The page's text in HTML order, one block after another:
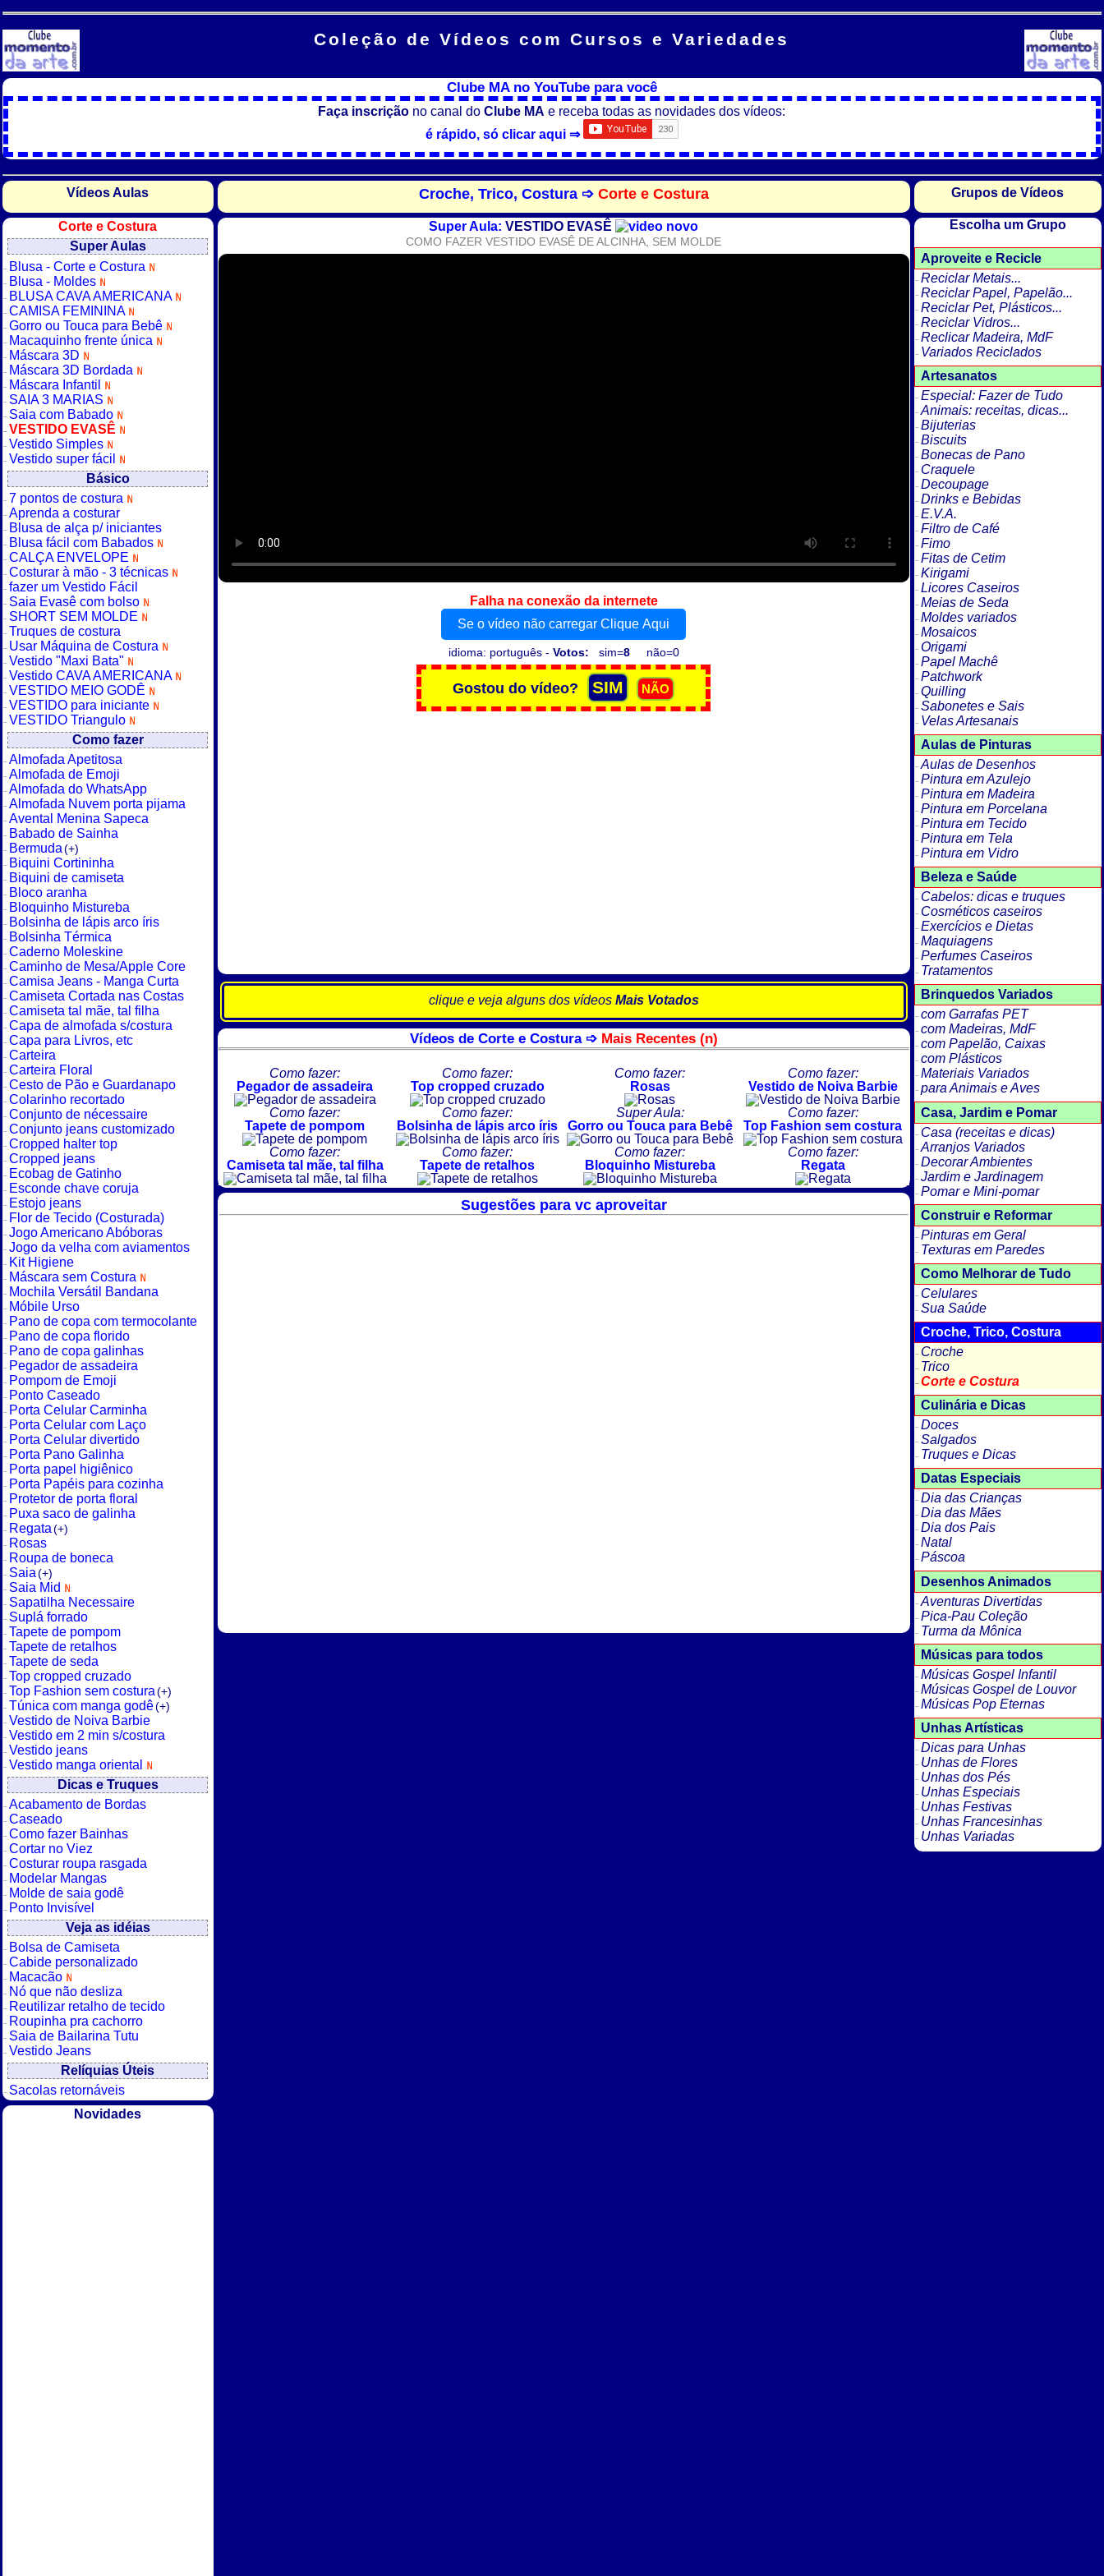
Coleção de Vídeos com Cursos e Variedades
Clube MA no YouTube para você
Faça inscrição no canal doClube MA e receba todas as novidades dos vídeos:
é rápido, só clicar aqui ⇒
Vídeos Aulas
Corte e Costura
Super Aulas
Blusa - Corte e Costura
Blusa - Moldes
BLUSA CAVA AMERICANA
CAMISA FEMININA
Gorro ou Touca para Bebê
Macaquinho frente única
Máscara 3D
Máscara 3D Bordada
Máscara Infantil
SAIA 3 MARIAS
Saia com Babado
VESTIDO EVASÊ
Vestido Simples
Vestido super fácil
Básico
7 pontos de costura
Aprenda a costurar
Blusa de alça p/ iniciantes
Blusa fácil com Babados
CALÇA ENVELOPE
Costurar à mão - 3 técnicas
fazer um Vestido Fácil
Saia Evasê com bolso
SHORT SEM MOLDE
Truques de costura
Usar Máquina de Costura
Vestido "Maxi Bata"
Vestido CAVA AMERICANA
VESTIDO MEIO GODÊ
VESTIDO para iniciante
VESTIDO Triangulo
Como fazer
Almofada Apetitosa
Almofada de Emoji
Almofada do WhatsApp
Almofada Nuvem porta pijama
Avental Menina Sapeca
Babado de Sainha
Bermuda (+)
Biquini Cortininha
Biquini de camiseta
Bloco aranha
Bloquinho Mistureba
Bolsinha de lápis arco íris
Bolsinha Térmica
Caderno Moleskine
Caminho de Mesa/Apple Core
Camisa Jeans - Manga Curta
Camiseta Cortada nas Costas
Camiseta tal mãe, tal filha
Capa de almofada s/costura
Capa para Livros, etc
Carteira
Carteira Floral
Cesto de Pão e Guardanapo
Colarinho recortado
Conjunto de nécessaire
Conjunto jeans customizado
Cropped halter top
Cropped jeans
Ecobag de Gatinho
Esconde chave coruja
Estojo jeans
Flor de Tecido (Costurada)
Jogo Americano Abóboras
Jogo da velha com aviamentos
Kit Higiene
Máscara sem Costura
Mochila Versátil Bandana
Móbile Urso
Pano de copa com termocolante
Pano de copa florido
Pano de copa galinhas
Pegador de assadeira
Pompom de Emoji
Ponto Caseado
Porta Celular Carminha
Porta Celular com Laço
Porta Celular divertido
Porta Pano Galinha
Porta papel higiênico
Porta Papéis para cozinha
Protetor de porta floral
Puxa saco de galinha
Regata (+)
Rosas
Roupa de boneca
Saia (+)
Saia Mid
Sapatilha Necessaire
Suplá forrado
Tapete de pompom
Tapete de retalhos
Tapete de seda
Top cropped cruzado
Top Fashion sem costura (+)
Túnica com manga godê(+)
Vestido de Noiva Barbie
Vestido em 2 min s/costura
Vestido jeans
Vestido manga oriental
Dicas e Truques
Acabamento de Bordas
Caseado
Como fazer Bainhas
Cortar no Viez
Costurar roupa rasgada
Modelar Mangas
Molde de saia godê
Ponto Invisível
Veja as idéias
Bolsa de Camiseta
Cabide personalizado
Macacão
Nó que não desliza
Reutilizar retalho de tecido
Roupinha pra cachorro
Saia de Bailarina Tutu
Vestido Jeans
Relíquias Úteis
Sacolas retornáveis
Novidades
Croche, Trico, Costura ➩ Corte e Costura
Super Aula:VESTIDO EVASÊ
COMO FAZER VESTIDO EVASÊ DE ALCINHA, SEM MOLDE
Falha na conexão da internete
Se o vídeo não carregar Clique Aqui
idioma: português - Votos: sim=8não=0
clique e veja alguns dos vídeos Mais Votados
Vídeos de Corte e Costura ➩ Mais Recentes (n)
Como fazer:
Pegador de assadeira
Como fazer:
Top cropped cruzado
Como fazer:
Rosas
Como fazer:
Vestido de Noiva Barbie
Como fazer:
Tapete de pompom
Como fazer:
Bolsinha de lápis arco íris
Super Aula:
Gorro ou Touca para Bebê
Como fazer:
Top Fashion sem costura
Como fazer:
Camiseta tal mãe, tal filha
Como fazer:
Tapete de retalhos
Como fazer:
Bloquinho Mistureba
Como fazer:
Regata
Sugestões para vc aproveitar
Grupos de Vídeos
Escolha um Grupo
Aproveite e Recicle
Reciclar Metais...
Reciclar Papel, Papelão...
Reciclar Pet, Plásticos...
Reciclar Vidros...
Reclicar Madeira, MdF
Variados Reciclados
Artesanatos
Especial: Fazer de Tudo
Animais: receitas, dicas...
Bijuterias
Biscuits
Bonecas de Pano
Craquele
Decoupage
Drinks e Bebidas
E.V.A.
Filtro de Café
Fimo
Fitas de Cetim
Kirigami
Licores Caseiros
Meias de Seda
Moldes variados
Mosaicos
Origami
Papel Machê
Patchwork
Quilling
Sabonetes e Sais
Velas Artesanais
Aulas de Pinturas
Aulas de Desenhos
Pintura em Azulejo
Pintura em Madeira
Pintura em Porcelana
Pintura em Tecido
Pintura em Tela
Pintura em Vidro
Beleza e Saúde
Cabelos: dicas e truques
Cosméticos caseiros
Exercícios e Dietas
Maquiagens
Perfumes Caseiros
Tratamentos
Brinquedos Variados
com Garrafas PET
com Madeiras, MdF
com Papelão, Caixas
com Plásticos
Materiais Variados
para Animais e Aves
Casa, Jardim e Pomar
Casa (receitas e dicas)
Arranjos Variados
Decorar Ambientes
Jardim e Jardinagem
Pomar e Mini-pomar
Construir e Reformar
Pinturas em Geral
Texturas em Paredes
Como Melhorar de Tudo
Celulares
Sua Saúde
Croche, Trico, Costura
Croche
Trico
Corte e Costura
Culinária e Dicas
Doces
Salgados
Truques e Dicas
Datas Especiais
Dia das Crianças
Dia das Mães
Dia dos Pais
Natal
Páscoa
Desenhos Animados
Aventuras Divertidas
Pica-Pau Coleção
Turma da Mônica
Músicas para todos
Músicas Gospel Infantil
Músicas Gospel de Louvor
Músicas Pop Eternas
Unhas Artísticas
Dicas para Unhas
Unhas de Flores
Unhas dos Pés
Unhas Especiais
Unhas Festivas
Unhas Francesinhas
Unhas Variadas